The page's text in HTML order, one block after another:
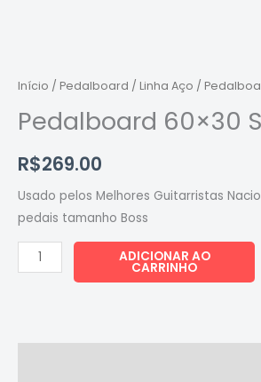
Início / Pedalboard / Linha Aço /
Pedalboard 60×30
R$269.00
Usado pelos Melhores Guitarristas
pedais tamanho Boss
ADICIONAR AO
CARRINHO